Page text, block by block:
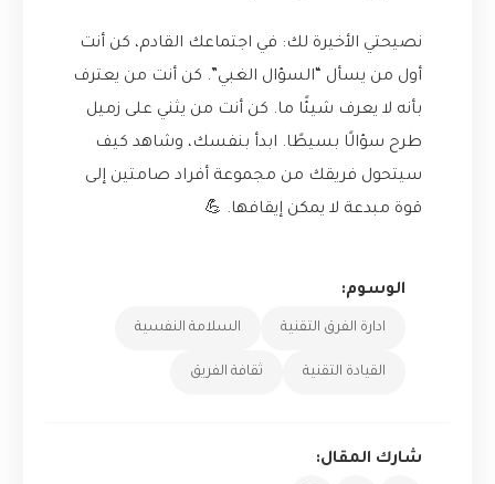
نصيحتي الأخيرة لك: في اجتماعك القادم، كن أنت
أول من يسأل “السؤال الغبي”. كن أنت من يعترف
بأنه لا يعرف شيئًا ما. كن أنت من يثني على زميل
طرح سؤالًا بسيطًا. ابدأ بنفسك، وشاهد كيف
سيتحول فريقك من مجموعة أفراد صامتين إلى
قوة مبدعة لا يمكن إيقافها. 💪
الوسوم:
ادارة الفرق التقنية السلامة النفسية
القيادة التقنية ثقافة الفريق
شارك المقال: